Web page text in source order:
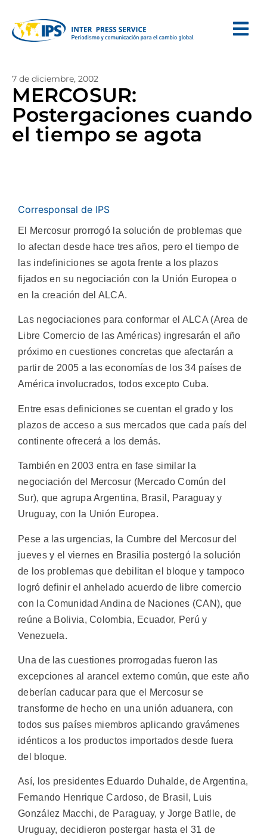
7 de diciembre, 2002
MERCOSUR:
Postergaciones cuando
el tiempo se agota
Corresponsal de IPS
El Mercosur prorrogó la solución de problemas que
lo afectan desde hace tres años, pero el tiempo de
las indefiniciones se agota frente a los plazos
fijados en su negociación con la Unión Europea o
en la creación del ALCA.
Las negociaciones para conformar el ALCA (Area de
Libre Comercio de las Américas) ingresarán el año
próximo en cuestiones concretas que afectarán a
partir de 2005 a las economías de los 34 países de
América involucrados, todos excepto Cuba.
Entre esas definiciones se cuentan el grado y los
plazos de acceso a sus mercados que cada país del
continente ofrecerá a los demás.
También en 2003 entra en fase similar la
negociación del Mercosur (Mercado Común del
Sur), que agrupa Argentina, Brasil, Paraguay y
Uruguay, con la Unión Europea.
Pese a las urgencias, la Cumbre del Mercosur del
jueves y el viernes en Brasilia postergó la solución
de los problemas que debilitan el bloque y tampoco
logró definir el anhelado acuerdo de libre comercio
con la Comunidad Andina de Naciones (CAN), que
reúne a Bolivia, Colombia, Ecuador, Perú y
Venezuela.
Una de las cuestiones prorrogadas fueron las
excepciones al arancel externo común, que este año
deberían caducar para que el Mercosur se
transforme de hecho en una unión aduanera, con
todos sus países miembros aplicando gravámenes
idénticos a los productos importados desde fuera
del bloque.
Así, los presidentes Eduardo Duhalde, de Argentina,
Fernando Henrique Cardoso, de Brasil, Luis
González Macchi, de Paraguay, y Jorge Batlle, de
Uruguay, decidieron postergar hasta el 31 de